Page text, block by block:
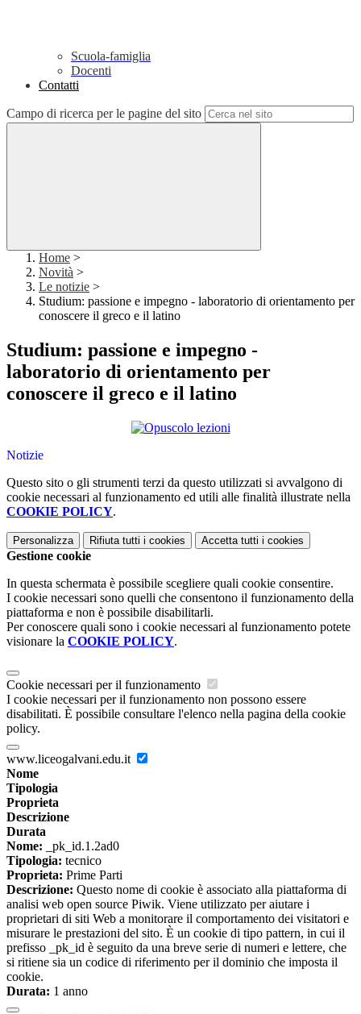
Scuola-famiglia
Docenti
Contatti
Campo di ricerca per le pagine del sito
Home >
Novità >
Le notizie >
Studium: passione e impegno - laboratorio di orientamento per
conoscere il greco e il latino
Studium: passione e impegno -
laboratorio di orientamento per
conoscere il greco e il latino
Notizie
Questo sito o gli strumenti terzi da questo utilizzati si avvalgono di
cookie necessari al funzionamento ed utili alle finalità illustrate nella
COOKIE POLICY.
Personalizza Rifiuta tutti i cookies Accetta tutti i cookies
Gestione cookie
In questa schermata è possibile scegliere quali cookie consentire.
I cookie necessari sono quelli che consentono il funzionamento della
piattaforma e non è possibile disabilitarli.
Per conoscere quali sono i cookie necessari al funzionamento potete
visionare la COOKIE POLICY.
Cookie necessari per il funzionamento
I cookie necessari per il funzionamento non possono essere
disabilitati. È possibile consultare l'elenco nella pagina della cookie
policy.
www.liceogalvani.edu.it
Nome
Tipologia
Proprieta
Descrizione
Durata
Nome: _pk_id.1.2ad0
Tipologia: tecnico
Proprieta: Prime Parti
Descrizione: Questo nome di cookie è associato alla piattaforma di
analisi web open source Piwik. Viene utilizzato per aiutare i
proprietari di siti Web a monitorare il comportamento dei visitatori e
misurare le prestazioni del sito. È un cookie di tipo pattern, in cui il
prefisso _pk_id è seguito da una breve serie di numeri e lettere, che
si ritiene sia un codice di riferimento per il dominio che imposta il
cookie.
Durata: 1 anno